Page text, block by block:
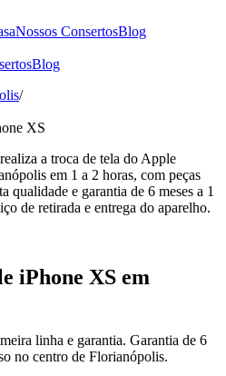
Nossos ConsertosBlog
Blog
/
XS
a troca de tela do Apple
em 1 a 2 horas, com peças
qualidade e garantia de 6 meses a 1
de retirada e entrega do aparelho.
iPhone XS em
linha e garantia. Garantia de 6
no centro de Florianópolis.